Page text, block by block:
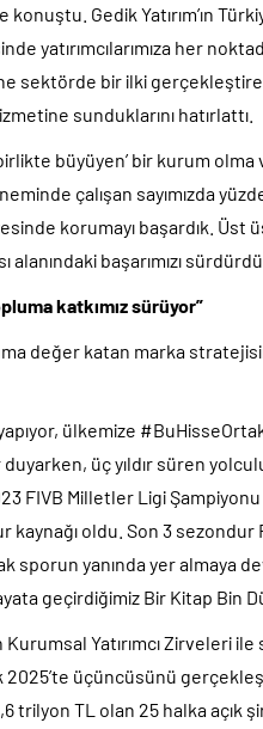
konuştu. Gedik Yatırım’ın
yatırımcılarımıza her
sektörde bir ilki
sunduklarını hatırlattı.
birlikte büyüyen’ bir kurum
çalışan sayımızda
korumayı başardık. Üst
alanındaki başarımızı
katkımız sürüyor”
değer katan marka
yapıyor, ülkemize
üç yıldır süren
FIVB Milletler Ligi Şampiyonu
kaynağı oldu. Son 3 sezondur
sporun yanında yer almaya
geçirdiğimiz Bir Kitap Bin
Kurumsal Yatırımcı
2025’te üçüncüsünü
trilyon TL olan 25 halka açık